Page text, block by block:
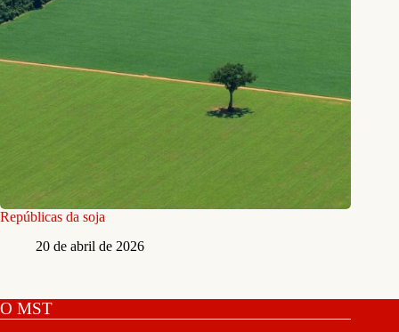
Repúblicas da soja
20 de abril de 2026
O MST